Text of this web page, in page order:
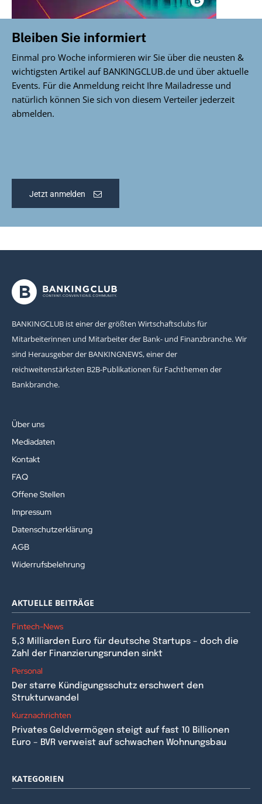
Bleiben Sie informiert
Einmal pro Woche informieren wir Sie über die neusten &
wichtigsten Artikel auf BANKINGCLUB.de und über aktuelle
Events. Für die Anmeldung reicht Ihre Mailadresse und
natürlich können Sie sich von diesem Verteiler jederzeit
abmelden.
Jetzt anmelden
BANKINGCLUB ist einer der größten Wirtschaftsclubs für
Mitarbeiterinnen und Mitarbeiter der Bank- und Finanzbranche. Wir
sind Herausgeber der BANKINGNEWS, einer der
reichweitenstärksten B2B-Publikationen für Fachthemen der
Bankbranche.
Über uns
Mediadaten
Kontakt
FAQ
Offene Stellen
Impressum
Datenschutzerklärung
AGB
Widerrufsbelehrung
AKTUELLE BEITRÄGE
Fintech-News
5,3 Milliarden Euro für deutsche Startups – doch die
Zahl der Finanzierungsrunden sinkt
Personal
Der starre Kündigungsschutz erschwert den
Strukturwandel
Kurznachrichten
Privates Geldvermögen steigt auf fast 10 Billionen
Euro – BVR verweist auf schwachen Wohnungsbau
KATEGORIEN